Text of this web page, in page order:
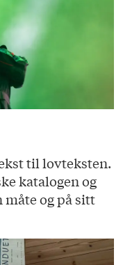
til lovteksten.
katalogen og
måte og på sitt